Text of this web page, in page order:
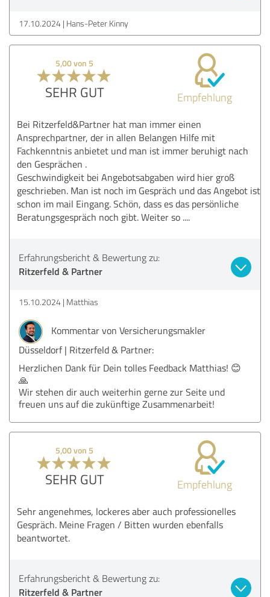
17.10.2024 Hans-Peter Kinny
5,00 von 5
SEHR GUT Empfehlung
Bei Ritzerfeld&Partner hat man immer einen
Ansprechpartner, der in allen Belangen Hilfe mit
Fachkenntnis anbietet und man ist immer beruhigt nach
den Gesprächen .
Geschwindigkeit bei Angebotsabgaben wird hier groß
geschrieben. Man ist noch im Gespräch und das Angebot ist
schon im mail Eingang. Schön, dass es das persönliche
Beratungsgespräch noch gibt. Weiter so ....
Erfahrungsbericht & Bewertung zu:
Ritzerfeld & Partner
15.10.2024 Matthias
Kommentar von Versicherungsmakler
Düsseldorf | Ritzerfeld & Partner:
Herzlichen Dank für Dein tolles Feedback Matthias! 😊
🙏
Wir stehen dir auch weiterhin gerne zur Seite und
freuen uns auf die zukünftige Zusammenarbeit!
5,00 von 5
SEHR GUT Empfehlung
Sehr angenehmes, lockeres aber auch professionelles
Gespräch. Meine Fragen / Bitten wurden ebenfalls
beantwortet.
Erfahrungsbericht & Bewertung zu:
Ritzerfeld & Partner